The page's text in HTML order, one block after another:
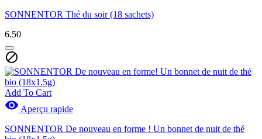
SONNENTOR Thé du soir (18 sachets)
6.50

Add To Cart
 Aperçu rapide
SONNENTOR De nouveau en forme ! Un bonnet de nuit de thé